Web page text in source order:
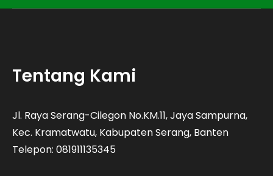
Tentang Kami
Jl. Raya Serang-Cilegon No.KM.11, Jaya Sampurna,
Kec. Kramatwatu, Kabupaten Serang, Banten
Telepon: 081911135345